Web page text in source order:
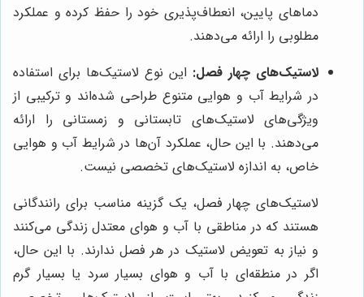
دماهای پایین، انعطاف‌پذیری خود را حفظ کرده و عملکرد
مطلوبی را ارائه می‌دهند.
لاستیک‌های چهار فصل: این نوع لاستیک‌ها برای استفاده
در شرایط آب و هوایی متنوع طراحی شده‌اند و ترکیبی از
ویژگی‌های لاستیک‌های تابستانی و زمستانی را ارائه
می‌دهند. با این حال، عملکرد آن‌ها در شرایط آب و هوایی
خاص، به اندازه لاستیک‌های تخصصی نیست.
لاستیک‌های چهار فصل، یک گزینه مناسب برای رانندگانی
هستند که در مناطقی با آب و هوای معتدل زندگی می‌کنند
و نیاز به تعویض لاستیک در هر فصل ندارند. با این حال،
اگر در منطقه‌ای با آب و هوای بسیار سرد یا بسیار گرم